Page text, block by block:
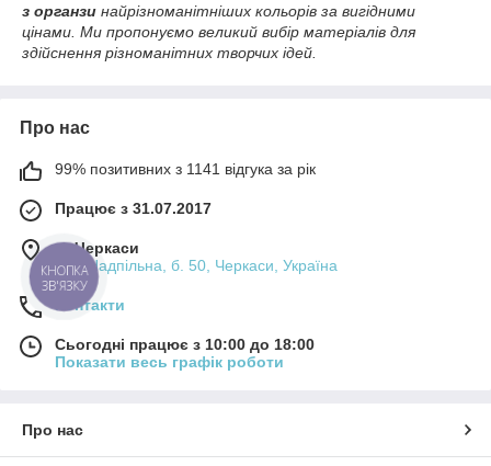
з органзи найрізноманітніших кольорів за вигідними
цінами. Ми пропонуємо великий вибір матеріалів для
здійснення різноманітних творчих ідей.
Про нас
99% позитивних з 1141 відгука за рік
Працює з 31.07.2017
м. Черкаси
вул. Надпільна, б. 50, Черкаси, Україна
Контакти
Сьогодні працює з 10:00 до 18:00
Показати весь графік роботи
Про нас
КНОПКА
ЗВ'ЯЗКУ